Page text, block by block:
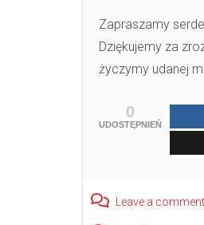
Zapraszamy
Dziękujemy za
życzymy udanej
0
UDOSTĘPNIEŃ
Leave a comment